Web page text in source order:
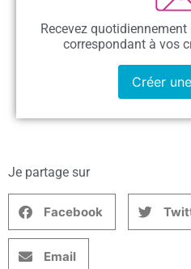
Recevez
correspondant à vos
Créer
Je partage sur
Facebook
Email